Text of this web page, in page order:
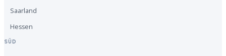
Saarland
Hessen
SÜD